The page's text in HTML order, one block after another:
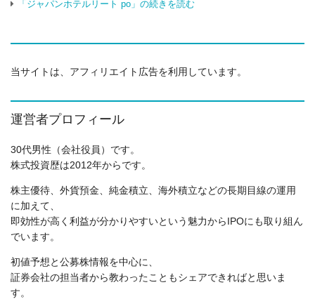
「ジャパンホテルリート po」の続きを読む
当サイトは、アフィリエイト広告を利用しています。
運営者プロフィール
30代男性（会社役員）です。
株式投資歴は2012年からです。
株主優待、外貨預金、純金積立、海外積立などの長期目線の運用
に加えて、
即効性が高く利益が分かりやすいという魅力からIPOにも取り組ん
でいます。
初値予想と公募株情報を中心に、
証券会社の担当者から教わったこともシェアできればと思いま
す。